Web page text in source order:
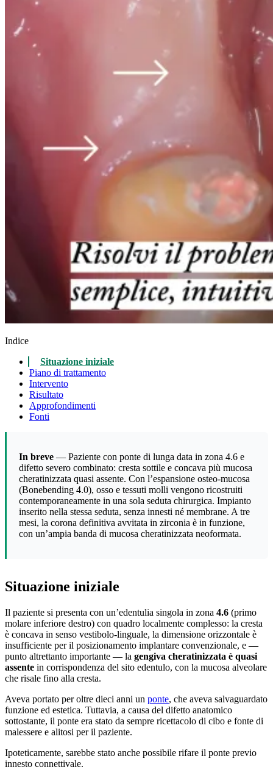
Indice
Situazione iniziale
Piano di trattamento
Intervento
Risultato
Approfondimenti
Fonti
In breve — Paziente con ponte di lunga data in zona 4.6 e
difetto severo combinato: cresta sottile e concava più mucosa
cheratinizzata quasi assente. Con l’espansione osteo-mucosa
(Bonebending 4.0), osso e tessuti molli vengono ricostruiti
contemporaneamente in una sola seduta chirurgica. Impianto
inserito nella stessa seduta, senza innesti né membrane. A tre
mesi, la corona definitiva avvitata in zirconia è in funzione,
con un’ampia banda di mucosa cheratinizzata neoformata.
Situazione iniziale
Il paziente si presenta con un’edentulia singola in zona 4.6 (primo
molare inferiore destro) con quadro localmente complesso: la cresta
è concava in senso vestibolo-linguale, la dimensione orizzontale è
insufficiente per il posizionamento implantare convenzionale, e —
punto altrettanto importante — la gengiva cheratinizzata è quasi
assente in corrispondenza del sito edentulo, con la mucosa alveolare
che risale fino alla cresta.
Aveva portato per oltre dieci anni un ponte, che aveva salvaguardato
funzione ed estetica. Tuttavia, a causa del difetto anatomico
sottostante, il ponte era stato da sempre ricettacolo di cibo e fonte di
malessere e alitosi per il paziente.
Ipoteticamente, sarebbe stato anche possibile rifare il ponte previo
innesto connettivale.